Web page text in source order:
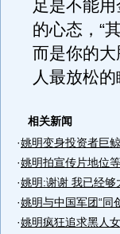
足是不能
的心态，“
而是你的
人最放松的
相关新闻
·姚明变身投资者巨
·姚明拍宣传片地位
·姚明:谢谢 我已经
·姚明与中国军团“同
·姚明疯狂追求黑人